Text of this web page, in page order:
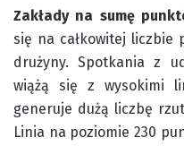
Zakłady na sumę
się na całkowitej liczbie
drużyny. Spotkania z
wiążą się z wysokimi
generuje dużą liczbę
Linia na poziomie 230